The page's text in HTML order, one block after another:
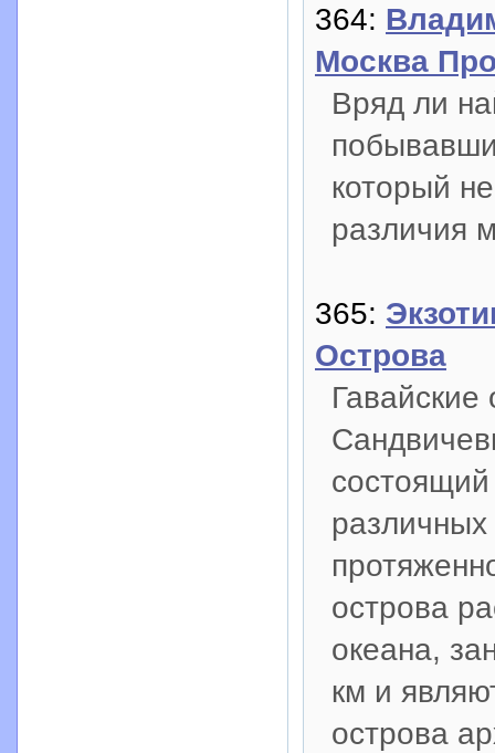
364:
Москва
Вряд ли
который
различия
365:
Острова
Гавайские
острова
океана,
км и
острова